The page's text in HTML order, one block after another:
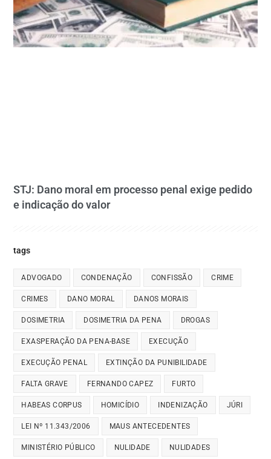
STJ: Dano moral em processo penal exige pedido
e indicação do valor
tags
ADVOGADO CONDENAÇÃO CONFISSÃO CRIME
CRIMES DANO MORAL DANOS MORAIS
DOSIMETRIA DOSIMETRIA DA PENA DROGAS
EXASPERAÇÃO DA PENA-BASE EXECUÇÃO
EXECUÇÃO PENAL EXTINÇÃO DA PUNIBILIDADE
FALTA GRAVE FERNANDO CAPEZ FURTO
HABEAS CORPUS HOMICÍDIO INDENIZAÇÃO JÚRI
LEI Nº 11.343/2006 MAUS ANTECEDENTES
MINISTÉRIO PÚBLICO NULIDADE NULIDADES